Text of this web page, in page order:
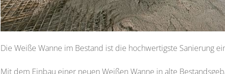
Die Weiße Wanne im Bestand ist die hochwertigste Sanierung
Mit dem Einbau einer neuen Weißen Wanne in alte